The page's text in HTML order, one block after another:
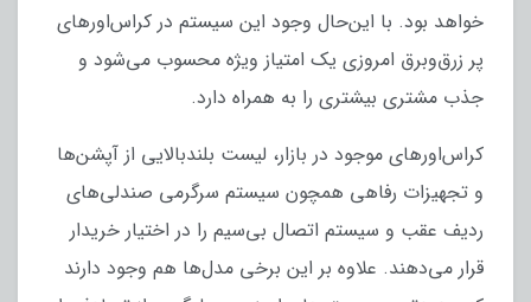
خواهد بود. با این‌حال وجود این سیستم در کراس‌اورهای
پر زرق‌وبرق امروزی یک امتیاز ویژه محسوب می‌شود و
جذب مشتری بیشتری را به همراه دارد.
کراس‌اورهای موجود در بازار، لیست بلندبالایی از آپشن‌ها
و تجهیزات رفاهی همچون سیستم سرگرمی صندلی‌های
ردیف عقب و سیستم اتصال بی‌سیم را در اختیار خریدار
قرار می‌دهند. علاوه بر این برخی مدل‌ها هم وجود دارند